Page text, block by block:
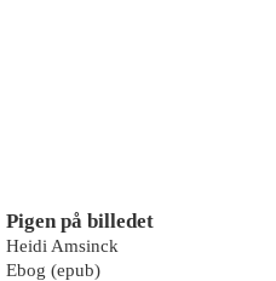
Pigen på billedet
Heidi Amsinck
Ebog (epub)